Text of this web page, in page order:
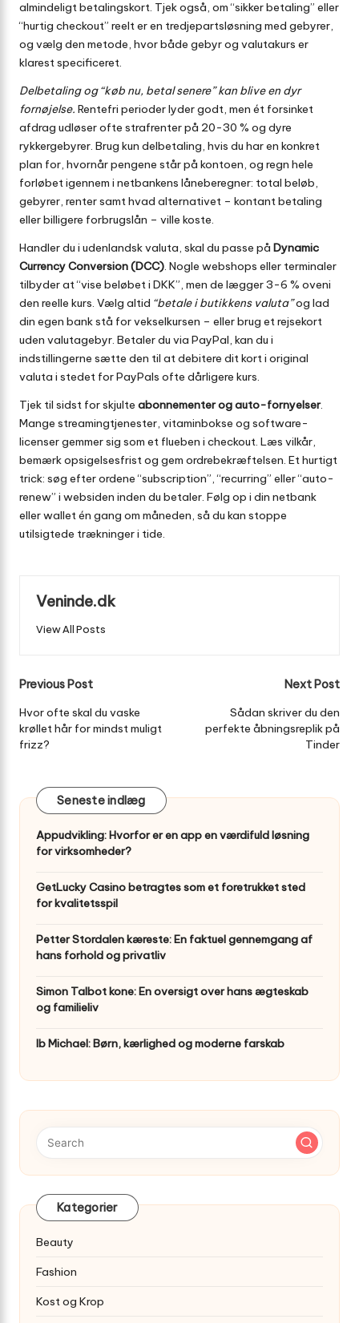
almindeligt betalingskort. Tjek også, om “sikker betaling” eller
“hurtig checkout” reelt er en tredjeparts­løsning med gebyrer,
og vælg den metode, hvor både gebyr og valutakurs er
klarest specificeret.
Delbetaling og “køb nu, betal senere” kan blive en dyr
fornøjelse. Rentefri perioder lyder godt, men ét forsinket
afdrag udløser ofte strafrenter på 20-30 % og dyre
rykkergebyrer. Brug kun delbetaling, hvis du har en konkret
plan for, hvornår pengene står på kontoen, og regn hele
forløbet igennem i netbankens låneberegner: total beløb,
gebyrer, renter samt hvad alternativet – kontant betaling
eller billigere forbrugslån – ville koste.
Handler du i udenlandsk valuta, skal du passe på Dynamic
Currency Conversion (DCC) . Nogle webshops eller terminaler
tilbyder at “vise beløbet i DKK”, men de lægger 3-6 % oveni
den reelle kurs. Vælg altid “betale i butik­kens valuta”og lad
din egen bank stå for vekselkursen – eller brug et rejsekort
uden valutagebyr. Betaler du via PayPal, kan du i
indstillingerne sætte den til at debitere dit kort i original
valuta i stedet for PayPals ofte dårligere kurs.
Tjek til sidst for skjulte abonnementer og auto-fornyelser.
Mange streaming­tjenester, vitamin­bokse og software­
licenser gemmer sig som et flueben i checkout. Læs vilkår,
bemærk opsigelses­frist og gem ordrebekræftelsen. Et hurtigt
trick: søg efter ordene “subscription”, “recurring” eller “auto-
renew” i websiden inden du betaler. Følg op i din netbank
eller wallet én gang om måneden, så du kan stoppe
utilsigtede trækninger i tide.
Veninde.dk
View All Posts
Post
navigation
Previous Post
Hvor ofte skal du vaske
krøllet hår for mindst muligt
frizz?
Next Post
Sådan skriver du den
perfekte åbningsreplik på
Tinder
Seneste indlæg
Appudvikling: Hvorfor er en app en værdifuld løsning
for virksomheder?
GetLucky Casino betragtes som et foretrukket sted
for kvalitetsspil
Petter Stordalen kæreste: En faktuel gennemgang af
hans forhold og privatliv
Simon Talbot kone: En oversigt over hans ægteskab
og familieliv
Ib Michael: Børn, kærlighed og moderne farskab
Kategorier
Beauty
Fashion
Kost og Krop